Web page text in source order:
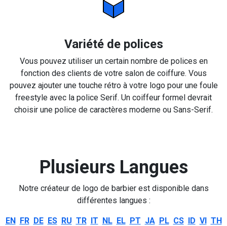
Variété de polices
Vous pouvez utiliser un certain nombre de polices en
fonction des clients de votre salon de coiffure. Vous
pouvez ajouter une touche rétro à votre logo pour une foule
freestyle avec la police Serif. Un coiffeur formel devrait
choisir une police de caractères moderne ou Sans-Serif.
Plusieurs Langues
Notre créateur de logo de barbier est disponible dans
différentes langues :
EN FR DE ES RU TR IT NL EL PT JA PL CS ID VI TH